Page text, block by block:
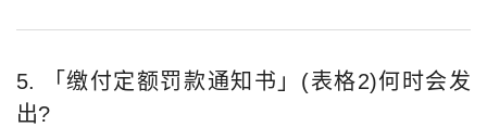
5. 「缴付定额罚款通知书」(表格2)何时会发
出?